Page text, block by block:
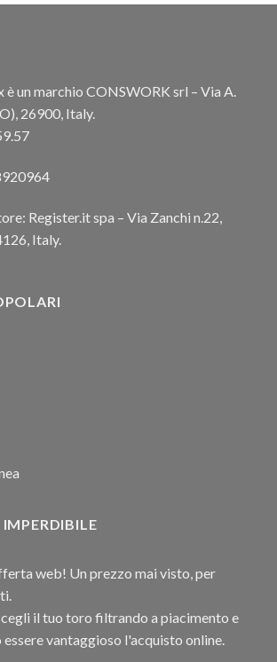
è un marchio CONSWORK srl – Via A.
26900, Italy.
Register.it spa – Via Zanchi n.22,
Italy.
web! Un prezzo mai visto, per
il tuo toro filtrando a piacimento e
vantaggioso l'acquisto online.